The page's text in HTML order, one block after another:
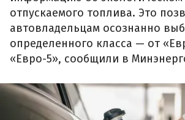
отпускаемого топлива. Это
автовладельцам осознанно
определенного класса — от
«Евро-5», сообщили в